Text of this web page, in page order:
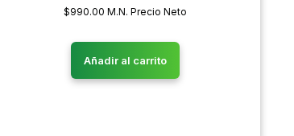
$990.00 M.N. Precio Neto
Añadir al carrito